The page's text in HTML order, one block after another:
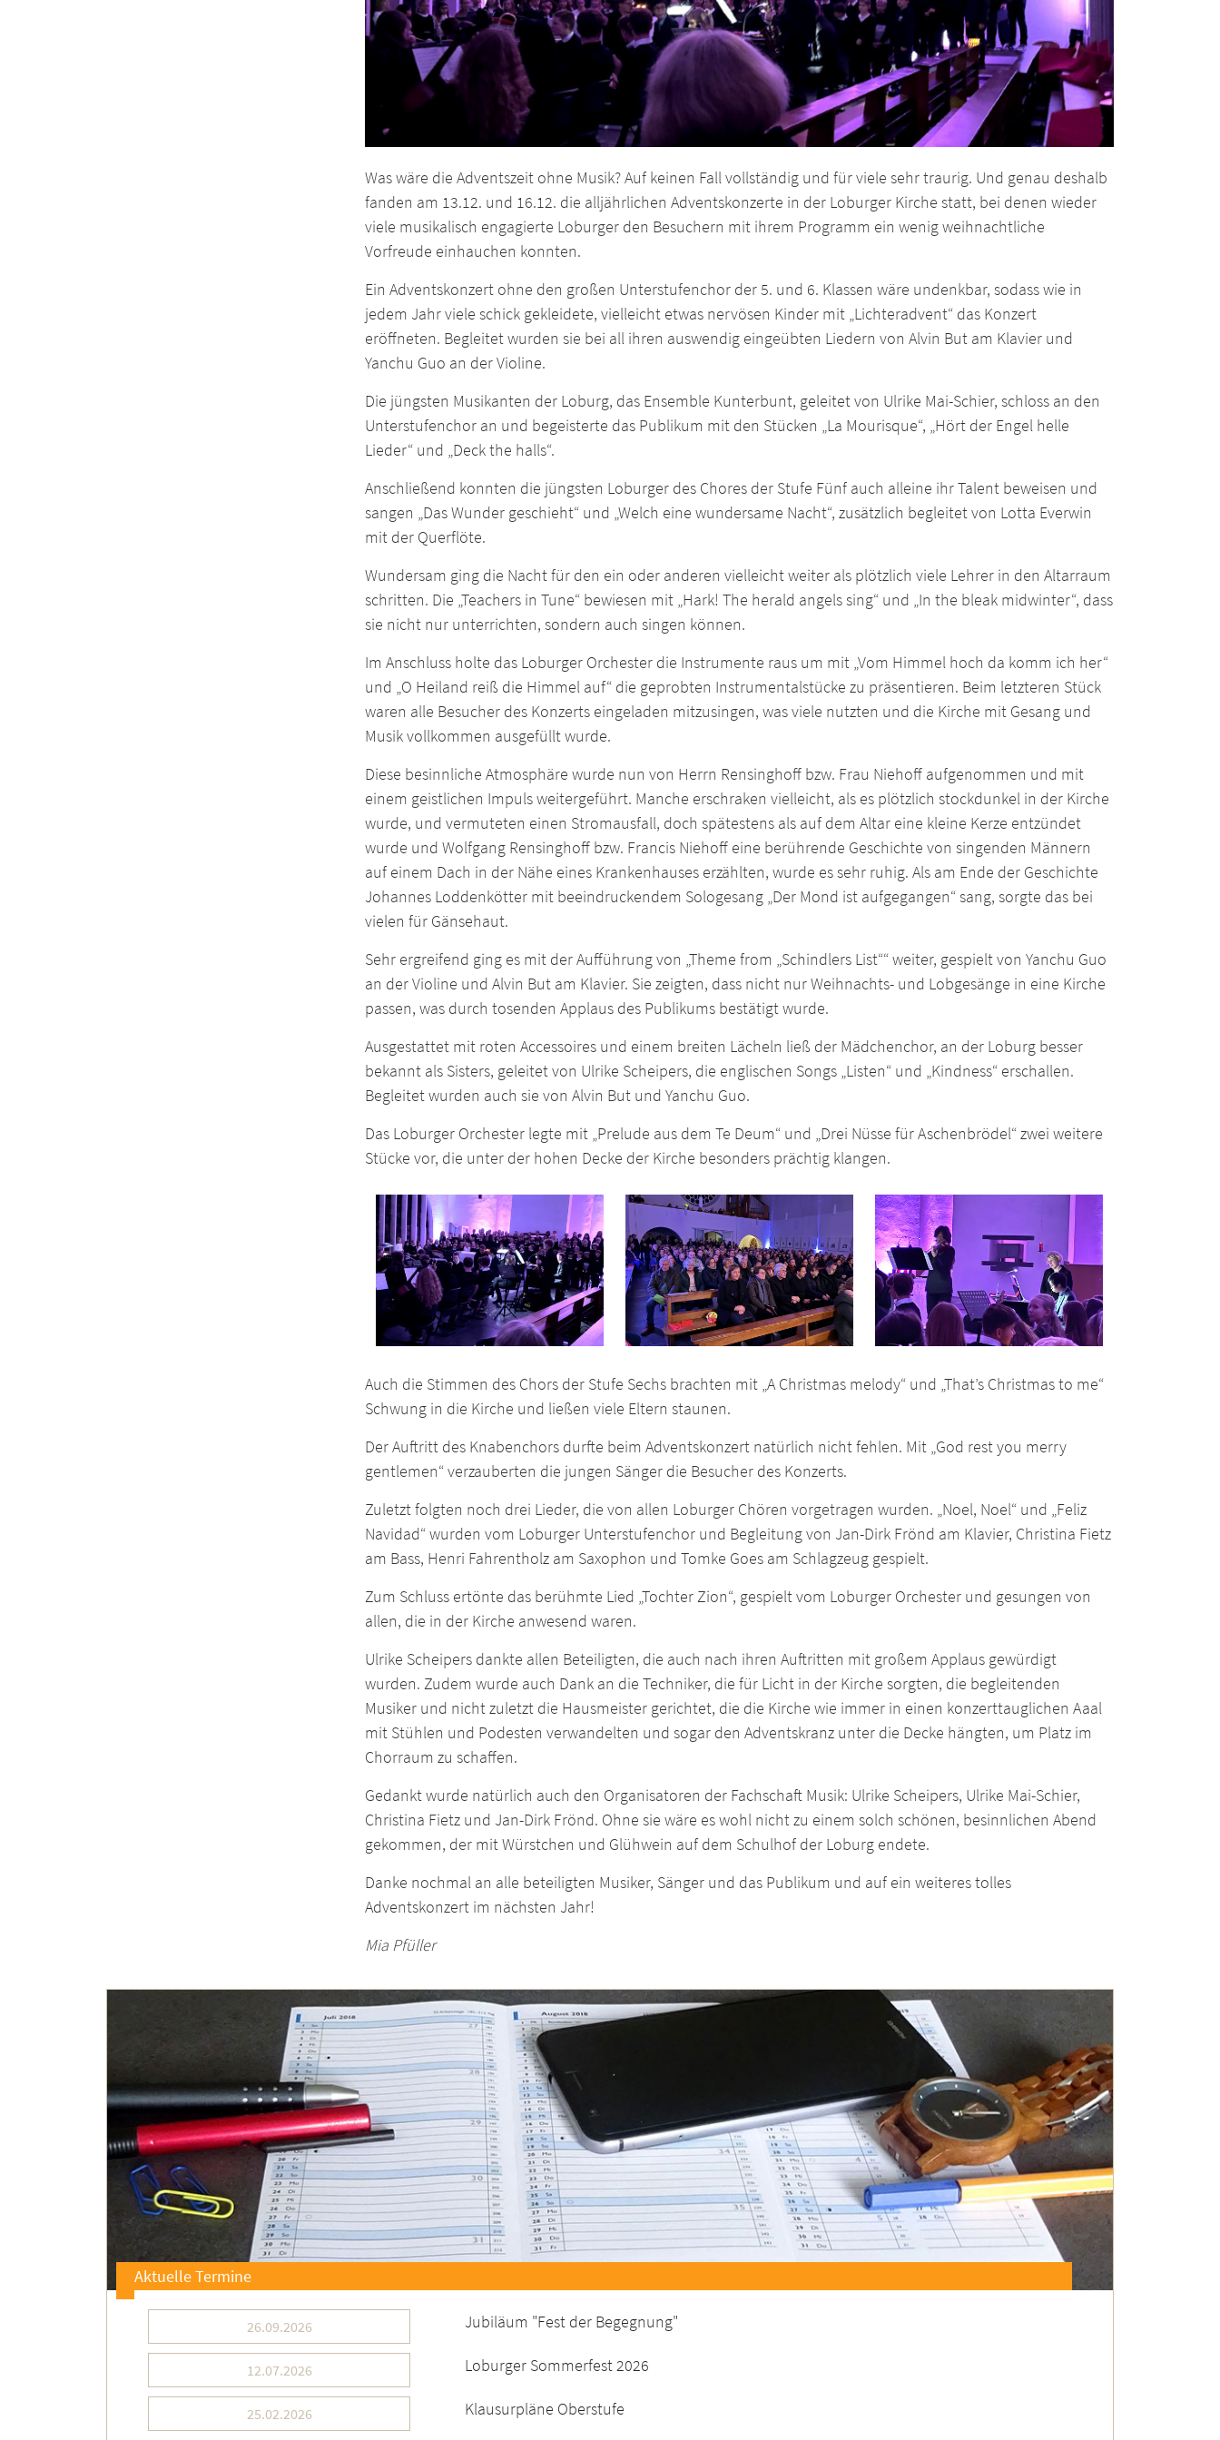
Was wäre die Adventszeit ohne Musik? Auf keinen Fall vollständig und für viele sehr traurig. Und genau deshalb
fanden am 13.12. und 16.12. die alljährlichen Adventskonzerte in der Loburger Kirche statt, bei denen wieder
viele musikalisch engagierte Loburger den Besuchern mit ihrem Programm ein wenig weihnachtliche
Vorfreude einhauchen konnten.
Ein Adventskonzert ohne den großen Unterstufenchor der 5. und 6. Klassen wäre undenkbar, sodass wie in
jedem Jahr viele schick gekleidete, vielleicht etwas nervösen Kinder mit „Lichteradvent“ das Konzert
eröffneten. Begleitet wurden sie bei all ihren auswendig eingeübten Liedern von Alvin But am Klavier und
Yanchu Guo an der Violine.
Die jüngsten Musikanten der Loburg, das Ensemble Kunterbunt, geleitet von Ulrike Mai-Schier, schloss an den
Unterstufenchor an und begeisterte das Publikum mit den Stücken „La Mourisque“, „Hört der Engel helle
Lieder“ und „Deck the halls“.
Anschließend konnten die jüngsten Loburger des Chores der Stufe Fünf auch alleine ihr Talent beweisen und
sangen „Das Wunder geschieht“ und „Welch eine wundersame Nacht“, zusätzlich begleitet von Lotta Everwin
mit der Querflöte.
Wundersam ging die Nacht für den ein oder anderen vielleicht weiter als plötzlich viele Lehrer in den Altarraum
schritten. Die „Teachers in Tune“ bewiesen mit „Hark! The herald angels sing“ und „In the bleak midwinter“, dass
sie nicht nur unterrichten, sondern auch singen können.
Im Anschluss holte das Loburger Orchester die Instrumente raus um mit „Vom Himmel hoch da komm ich her“
und „O Heiland reiß die Himmel auf“ die geprobten Instrumentalstücke zu präsentieren. Beim letzteren Stück
waren alle Besucher des Konzerts eingeladen mitzusingen, was viele nutzten und die Kirche mit Gesang und
Musik vollkommen ausgefüllt wurde.
Diese besinnliche Atmosphäre wurde nun von Herrn Rensinghoff bzw. Frau Niehoff aufgenommen und mit
einem geistlichen Impuls weitergeführt. Manche erschraken vielleicht, als es plötzlich stockdunkel in der Kirche
wurde, und vermuteten einen Stromausfall, doch spätestens als auf dem Altar eine kleine Kerze entzündet
wurde und Wolfgang Rensinghoff bzw. Francis Niehoff eine berührende Geschichte von singenden Männern
auf einem Dach in der Nähe eines Krankenhauses erzählten, wurde es sehr ruhig. Als am Ende der Geschichte
Johannes Loddenkötter mit beeindruckendem Sologesang „Der Mond ist aufgegangen“ sang, sorgte das bei
vielen für Gänsehaut.
Sehr ergreifend ging es mit der Aufführung von „Theme from „Schindlers List““ weiter, gespielt von Yanchu Guo
an der Violine und Alvin But am Klavier. Sie zeigten, dass nicht nur Weihnachts- und Lobgesänge in eine Kirche
passen, was durch tosenden Applaus des Publikums bestätigt wurde.
Ausgestattet mit roten Accessoires und einem breiten Lächeln ließ der Mädchenchor, an der Loburg besser
bekannt als Sisters, geleitet von Ulrike Scheipers, die englischen Songs „Listen“ und „Kindness“ erschallen.
Begleitet wurden auch sie von Alvin But und Yanchu Guo.
Das Loburger Orchester legte mit „Prelude aus dem Te Deum“ und „Drei Nüsse für Aschenbrödel“ zwei weitere
Stücke vor, die unter der hohen Decke der Kirche besonders prächtig klangen.
Auch die Stimmen des Chors der Stufe Sechs brachten mit „A Christmas melody“ und „That’s Christmas to me“
Schwung in die Kirche und ließen viele Eltern staunen.
Der Auftritt des Knabenchors durfte beim Adventskonzert natürlich nicht fehlen. Mit „God rest you merry
gentlemen“ verzauberten die jungen Sänger die Besucher des Konzerts.
Zuletzt folgten noch drei Lieder, die von allen Loburger Chören vorgetragen wurden. „Noel, Noel“ und „Feliz
Navidad“ wurden vom Loburger Unterstufenchor und Begleitung von Jan-Dirk Frönd am Klavier, Christina Fietz
am Bass, Henri Fahrentholz am Saxophon und Tomke Goes am Schlagzeug gespielt.
Zum Schluss ertönte das berühmte Lied „Tochter Zion“, gespielt vom Loburger Orchester und gesungen von
allen, die in der Kirche anwesend waren.
Ulrike Scheipers dankte allen Beteiligten, die auch nach ihren Auftritten mit großem Applaus gewürdigt
wurden. Zudem wurde auch Dank an die Techniker, die für Licht in der Kirche sorgten, die begleitenden
Musiker und nicht zuletzt die Hausmeister gerichtet, die die Kirche wie immer in einen konzerttauglichen Aaal
mit Stühlen und Podesten verwandelten und sogar den Adventskranz unter die Decke hängten, um Platz im
Chorraum zu schaffen.
Gedankt wurde natürlich auch den Organisatoren der Fachschaft Musik: Ulrike Scheipers, Ulrike Mai-Schier,
Christina Fietz und Jan-Dirk Frönd. Ohne sie wäre es wohl nicht zu einem solch schönen, besinnlichen Abend
gekommen, der mit Würstchen und Glühwein auf dem Schulhof der Loburg endete.
Danke nochmal an alle beteiligten Musiker, Sänger und das Publikum und auf ein weiteres tolles
Adventskonzert im nächsten Jahr!
Mia Pfüller
Aktuelle Termine
26.09.2026 Jubiläum "Fest der Begegnung"
12.07.2026 Loburger Sommerfest 2026
25.02.2026 Klausurpläne Oberstufe